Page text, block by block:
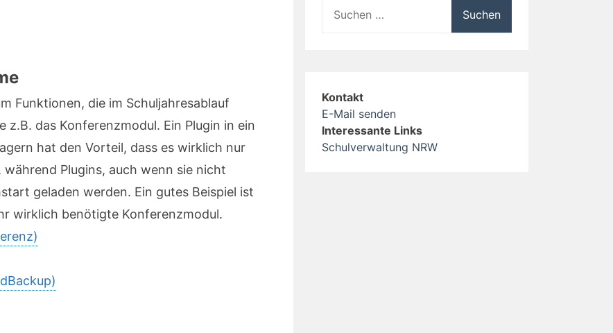
Funktionen, die im Schuljahresablauf
das Konferenzmodul. Ein Plugin in ein
hat den Vorteil, dass es wirklich nur
Plugins, auch wenn sie nicht
geladen werden. Ein gutes Beispiel ist
wirklich benötigte Konferenzmodul.
nach:
Kontakt
E-Mail senden
Interessante Links
Schulverwaltung NRW